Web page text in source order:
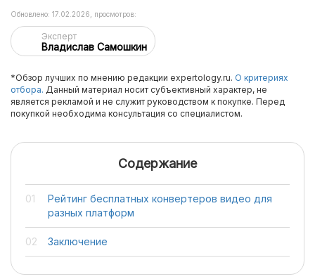
Эксперт
Владислав Самошкин
Обновлено: 17.02.2026, просмотров:
*Обзор лучших по мнению редакции expertology.ru. О критериях
отбора. Данный материал носит субъективный характер, не
является рекламой и не служит руководством к покупке. Перед
покупкой необходима консультация со специалистом.
Содержание
Рейтинг бесплатных конвертеров видео для
разных платформ
Заключение